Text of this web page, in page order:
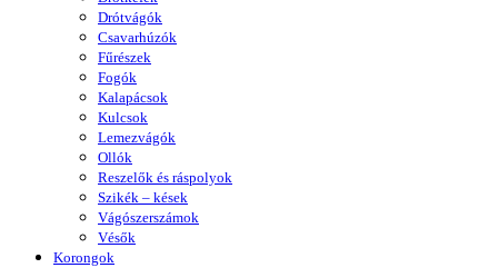
Drótvágók
Csavarhúzók
Fűrészek
Fogók
Kalapácsok
Kulcsok
Lemezvágók
Ollók
Reszelők és ráspolyok
Szikék – kések
Vágószerszámok
Vésők
Korongok